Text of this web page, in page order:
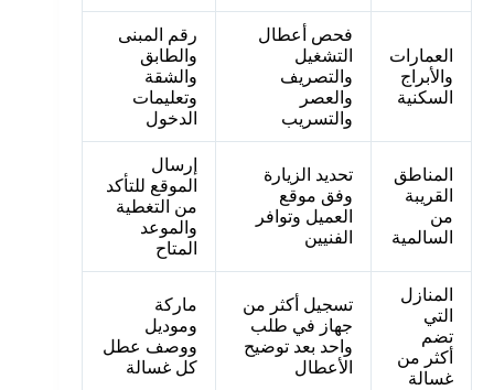
العمارات
والأبراج
السكنية
فحص أعطال
التشغيل
والتصريف
والعصر
والتسريب
رقم المبنى
والطابق
والشقة
وتعليمات
الدخول
المناطق
القريبة
من
السالمية
تحديد الزيارة
وفق موقع
العميل وتوافر
الفنيين
إرسال
الموقع للتأكد
من التغطية
والموعد
المتاح
المنازل
التي
تضم
أكثر من
غسالة
تسجيل أكثر من
جهاز في طلب
واحد بعد توضيح
الأعطال
ماركة
وموديل
ووصف عطل
كل غسالة